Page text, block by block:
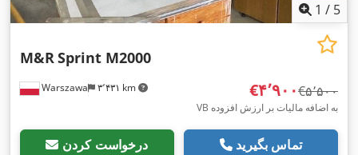
1 / 5
Warszawa ۳٬۴۳۱ km
M&RSprint M2000
‎€۴٬۹۰۰ ‎€۵٬۵۰۰
VB به اضافه مالیات بر ارزش افزوده
درخواست کردن تماس بگیرید